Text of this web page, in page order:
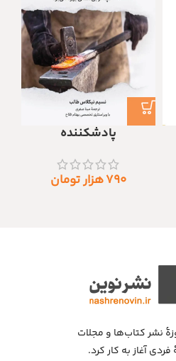
پادشکننده
۷۹۰هزار تومان
سال ۱۳۹۲ در حوزهٔ نشر کتاب‌ها و مجلات
آغاز به کار کرد.